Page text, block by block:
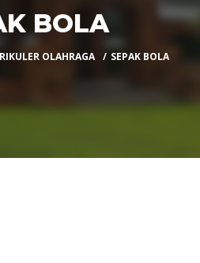
BOLA
OLAHRAGA SEPAK BOLA